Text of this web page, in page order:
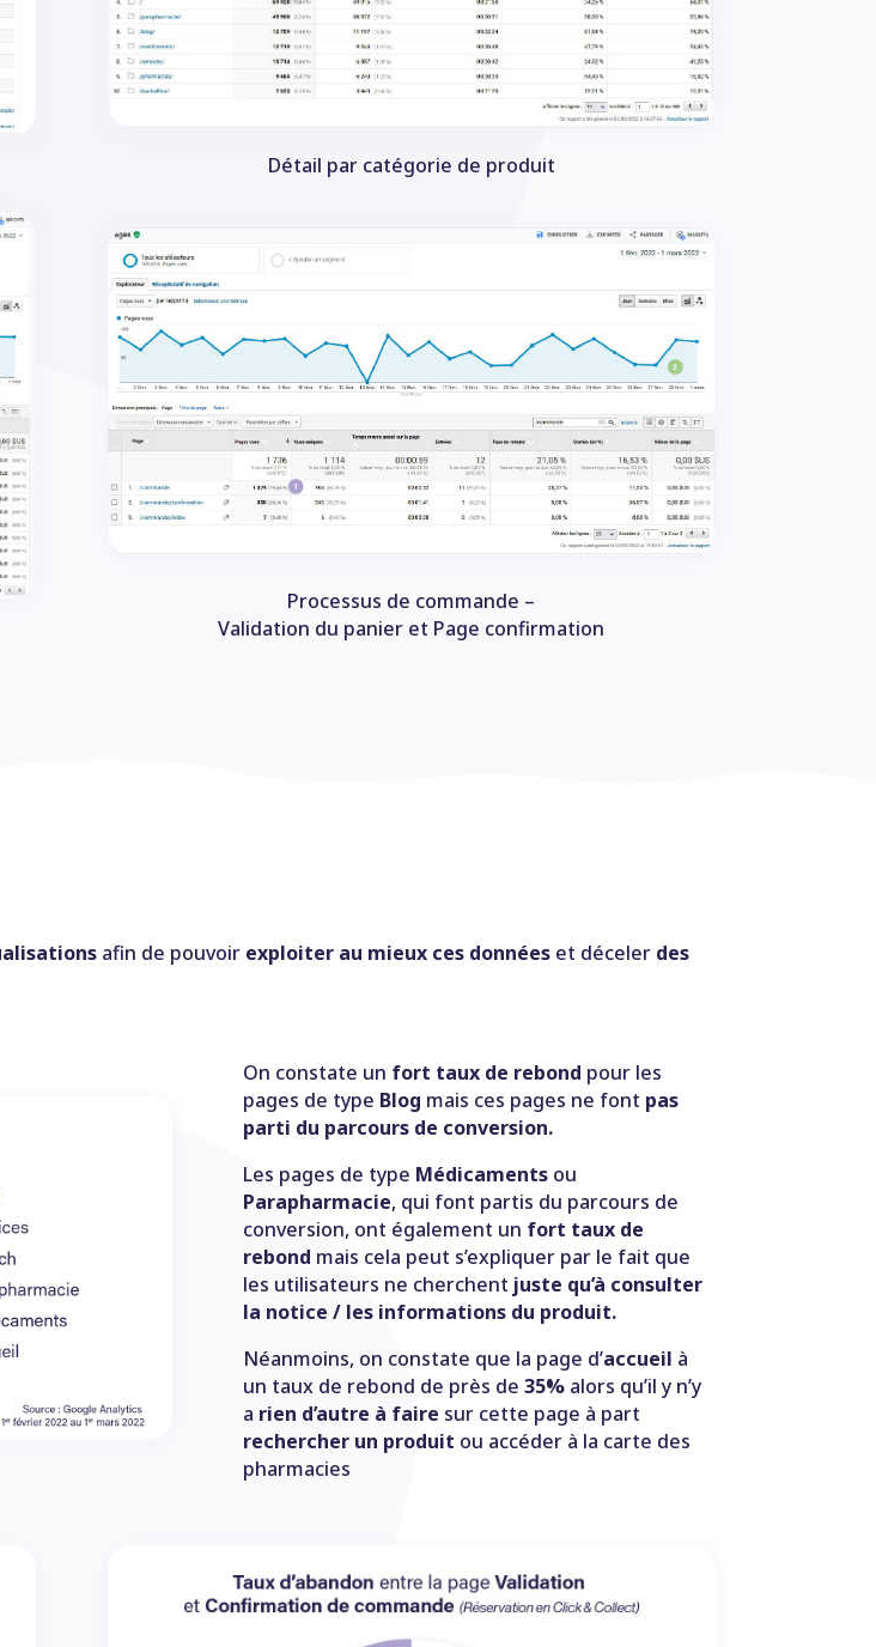
Détail par catégorie de produit
Processus de commande –
Validation du panier et Page confirmation
afin de pouvoir exploiter au mieux ces données et déceler des
On constate un fort taux de rebond pour les
pages de type Blog mais ces pages ne font pas
parti du parcours de conversion.
Les pages de type Médicamentsou
Parapharmacie, qui font partis du parcours de
conversion, ont également un fort taux de
rebond mais cela peut s’expliquer par le fait que
les utilisateurs ne cherchent juste qu’à consulter
la notice / les informations du produit.
Néanmoins, on constate que la page d’accueil à
un taux de rebond de près de 35%alors qu’il y n’y
a rien d’autre à faire sur cette page à part
rechercher un produit ou accéder à la carte des
pharmacies